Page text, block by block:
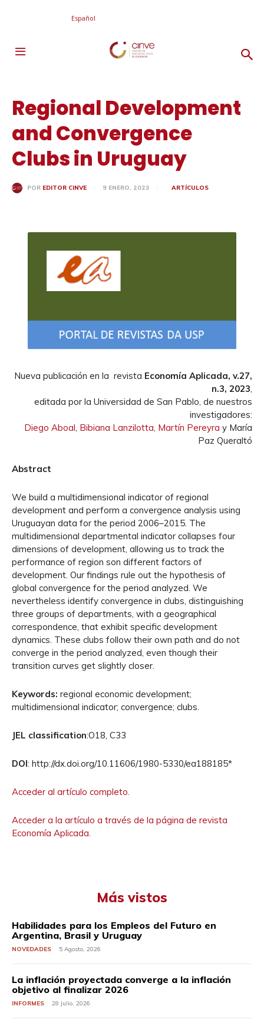
Español
Regional Development
and Convergence
Clubs in Uruguay
POR EDITOR CINVE 9 ENERO, 2023 ARTÍCULOS
Nueva publicación en la revista Economía Aplicada, v.27,
n.3, 2023,
editada por la Universidad de San Pablo, de nuestros
investigadores:
Diego Aboal, Bibiana Lanzilotta, Martín Pereyra y María
Paz Queraltó
Abstract
We build a multidimensional indicator of regional
development and perform a convergence analysis using
Uruguayan data for the period 2006–2015. The
multidimensional departmental indicator collapses four
dimensions of development, allowing us to track the
performance of region son different factors of
development. Our findings rule out the hypothesis of
global convergence for the period analyzed. We
nevertheless identify convergence in clubs, distinguishing
three groups of departments, with a geographical
correspondence, that exhibit specific development
dynamics. These clubs follow their own path and do not
converge in the period analyzed, even though their
transition curves get slightly closer.
Keywords: regional economic development;
multidimensional indicator; convergence; clubs.
JEL classification:O18, C33
DOI: http://dx.doi.org/10.11606/1980-5330/ea188185*
Acceder al artículo completo.
Acceder a la artículo a través de la página de revista
Economía Aplicada.
Más vistos
Habilidades para los Empleos del Futuro en
Argentina, Brasil y Uruguay
NOVEDADES 5 Agosto, 2026
La inflación proyectada converge a la inflación
objetivo al finalizar 2026
INFORMES 28 Julio, 2026